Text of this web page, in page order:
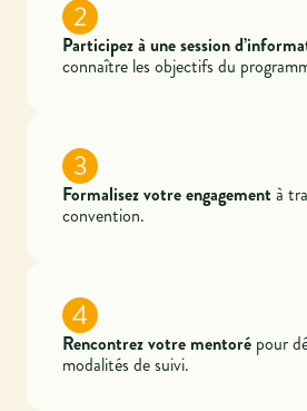
2
Participez à une session
connaître les objectifs du
3
Formalisez votre engagement à
convention.
4
Rencontrez votre mentoré pour
modalités de suivi.